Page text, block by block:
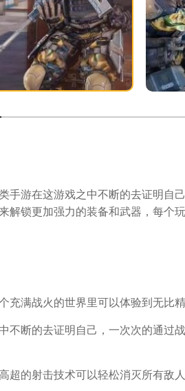
手游在这游戏之中不断的去证明自
解锁更加强力的装备和武器，每个
满战火的世界里可以体验到无比精
不断的去证明自己，一次次的通过
超的射击技术可以轻松消灭所有敌